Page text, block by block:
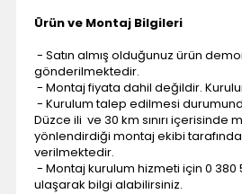
Ürün ve Montaj Bilgileri
- Satın almış olduğunuz ürün
gönderilmektedir.
- Montaj fiyata dahil değildir.
- Kurulum talep edilmesi
Düzce ili ve 30 km sınırı içerisinde
yönlendirdiği montaj ekibi
verilmektedir.
- Montaj kurulum hizmeti için 0 380
ulaşarak bilgi alabilirsiniz.